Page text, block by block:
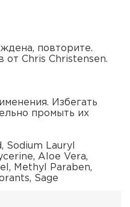
повторите.
от Chris Christensen.
Избегать
промыть их
Sodium Lauryl
Aloe Vera,
Methyl Paraben,
Sage